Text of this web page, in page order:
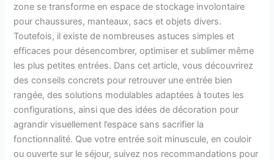
zone se transforme en espace de stockage involontaire
pour chaussures, manteaux, sacs et objets divers.
Toutefois, il existe de nombreuses astuces simples et
efficaces pour désencombrer, optimiser et sublimer même
les plus petites entrées. Dans cet article, vous découvrirez
des conseils concrets pour retrouver une entrée bien
rangée, des solutions modulables adaptées à toutes les
configurations, ainsi que des idées de décoration pour
agrandir visuellement l’espace sans sacrifier la
fonctionnalité. Que votre entrée soit minuscule, en couloir
ou ouverte sur le séjour, suivez nos recommandations pour